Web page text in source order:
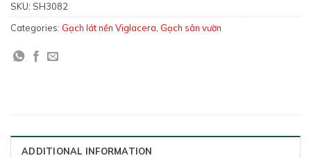
SKU: SH3082
Categories: Gạch lát nền Viglacera, Gạch sân vườn
ADDITIONAL INFORMATION